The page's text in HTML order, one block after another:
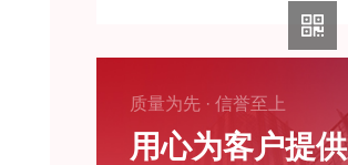
质量为先 · 信誉至上
用心为客户提